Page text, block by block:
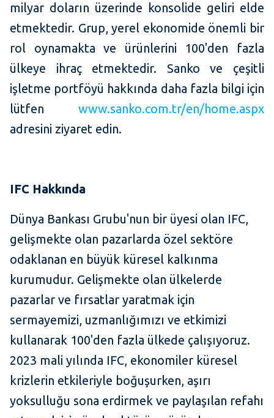
milyar doların üzerinde konsolide geliri elde
etmektedir. Grup, yerel ekonomide önemli bir
rol oynamakta ve ürünlerini 100'den fazla
ülkeye ihraç etmektedir. Sanko ve çeşitli
işletme portföyü hakkında daha fazla bilgi için
lütfen www.sanko.com.tr/en/home.aspx
adresini ziyaret edin.
IFC Hakkında
Dünya Bankası Grubu'nun bir üyesi olan IFC,
gelişmekte olan pazarlarda özel sektöre
odaklanan en büyük küresel kalkınma
kurumudur. Gelişmekte olan ülkelerde
pazarlar ve fırsatlar yaratmak için
sermayemizi, uzmanlığımızı ve etkimizi
kullanarak 100'den fazla ülkede çalışıyoruz.
2023 mali yılında IFC, ekonomiler küresel
krizlerin etkileriyle boğuşurken, aşırı
yoksulluğu sona erdirmek ve paylaşılan refahı